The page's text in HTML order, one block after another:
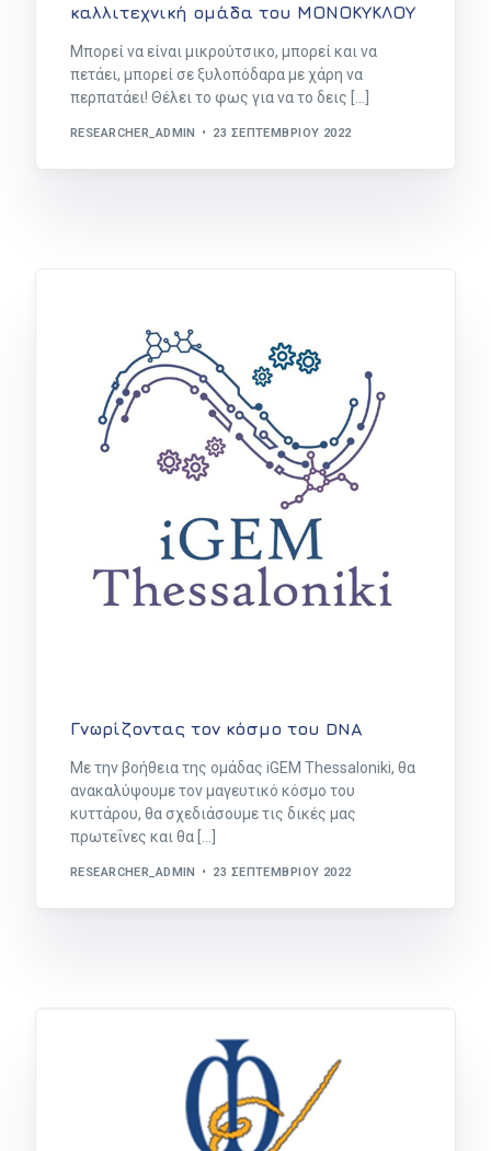
καλλιτεχνική ομάδα του ΜΟΝΟΚΥΚΛΟΥ
Μπορεί να είναι μικρούτσικο, μπορεί και να
πετάει, μπορεί σε ξυλοπόδαρα με χάρη να
περπατάει! Θέλει το φως για να το δεις […]
RESEARCHER_ADMIN 23 ΣΕΠΤΕΜΒΡΊΟΥ 2022
Γνωρίζοντας τον κόσμο του DNA
Με την βοήθεια της ομάδας iGEM Thessaloniki, θα
ανακαλύψουμε τον μαγευτικό κόσμο του
κυττάρου, θα σχεδιάσουμε τις δικές μας
πρωτεΐνες και θα […]
RESEARCHER_ADMIN 23 ΣΕΠΤΕΜΒΡΊΟΥ 2022